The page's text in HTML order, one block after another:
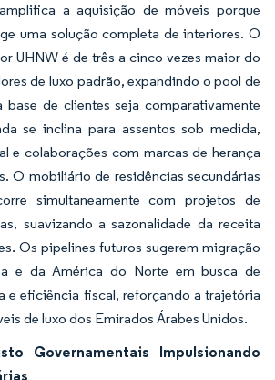
a aquisição de móveis porque
uma solução completa de interiores. O
UHNW é de três a cinco vezes maior do
de luxo padrão, expandindo o pool de
base de clientes seja comparativamente
se inclina para assentos sob medida,
e colaborações com marcas de herança
O mobiliário de residências secundárias
simultaneamente com projetos de
suavizando a sazonalidade da receita
Os pipelines futuros sugerem migração
e da América do Norte em busca de
e eficiência fiscal, reforçando a trajetória
de luxo dos Emirados Árabes Unidos.
Governamentais Impulsionando